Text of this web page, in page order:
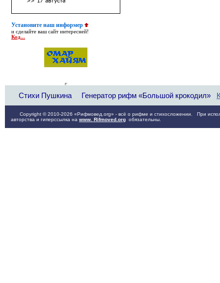
Установите наш информер
и сделайте ваш сайт интересней!
Код...
Стихи Пушкина Генератор рифм «Большой крокодил»
Copyright © 2010-2026 «Рифмовед.org» - всё о рифме и стихосложении. При
авторства и гиперссылка на www. Rifmoved.org обязательны.